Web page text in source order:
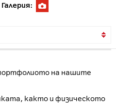
Галерия:
на нашите
както и физическото